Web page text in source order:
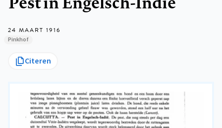
24 MAART 1916
Pinkhof
Citeren